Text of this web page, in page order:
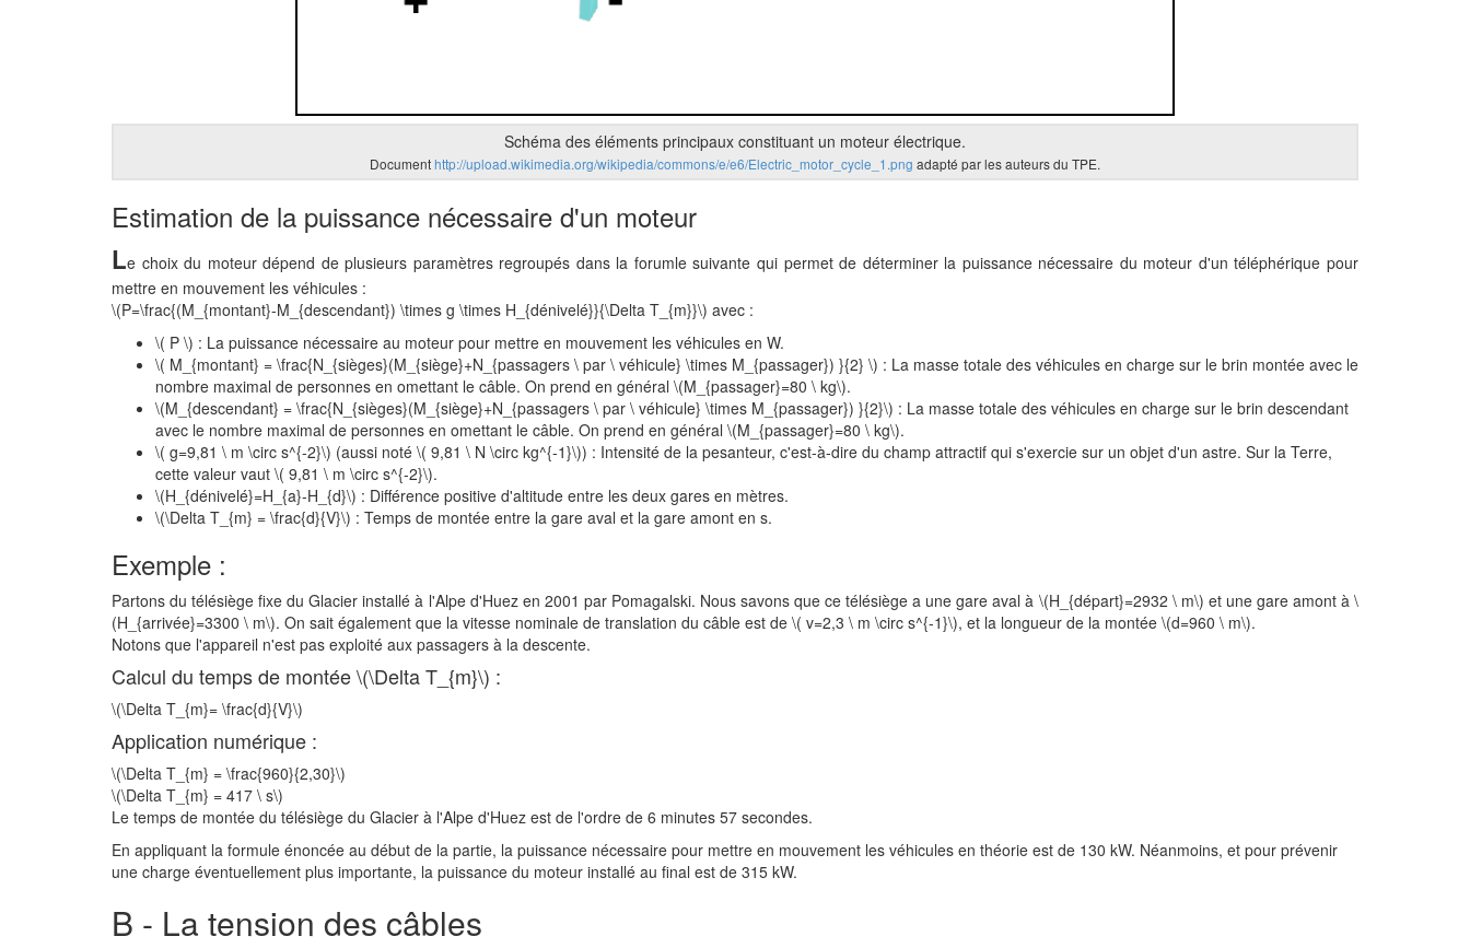
Schéma des éléments principaux constituant un moteur électrique.
Documenthttp://upload.wikimedia.org/wikipedia/commons/e/e6/Electric_motor_cycle_1.png adapté par les auteurs du TPE.
Estimation de la puissance nécessaire d'un moteur
Le choix du moteur dépend de plusieurs paramètres regroupés dans la forumle suivante qui permet de déterminer la puissance nécessaire du moteur d'un téléphérique pour
mettre en mouvement les véhicules :
\(P=\frac{(M_{montant}-M_{descendant}) \times g \times H_{dénivelé}}{\Delta T_{m}}\) avec :
\( P \) : La puissance nécessaire au moteur pour mettre en mouvement les véhicules en W.
\( M_{montant} = \frac{N_{sièges}(M_{siège}+N_{passagers \ par \ véhicule} \times M_{passager}) }{2} \) : La masse totale des véhicules en charge sur le brin montée avec le
nombre maximal de personnes en omettant le câble. On prend en général \(M_{passager}=80 \ kg\).
\(M_{descendant} = \frac{N_{sièges}(M_{siège}+N_{passagers \ par \ véhicule} \times M_{passager}) }{2}\) : La masse totale des véhicules en charge sur le brin descendant
avec le nombre maximal de personnes en omettant le câble. On prend en général \(M_{passager}=80 \ kg\).
\( g=9,81 \ m \circ s^{-2}\) (aussi noté \( 9,81 \ N \circ kg^{-1}\)) : Intensité de la pesanteur, c'est-à-dire du champ attractif qui s'exercie sur un objet d'un astre. Sur la Terre,
cette valeur vaut \( 9,81 \ m \circ s^{-2}\).
\(H_{dénivelé}=H_{a}-H_{d}\) : Différence positive d'altitude entre les deux gares en mètres.
\(\Delta T_{m} = \frac{d}{V}\) : Temps de montée entre la gare aval et la gare amont en s.
Exemple :
Partons du télésiège fixe du Glacier installé à l'Alpe d'Huez en 2001 par Pomagalski. Nous savons que ce télésiège a une gare aval à \(H_{départ}=2932 \ m\) et une gare amont à \
(H_{arrivée}=3300 \ m\). On sait également que la vitesse nominale de translation du câble est de \( v=2,3 \ m \circ s^{-1}\), et la longueur de la montée \(d=960 \ m\).
Notons que l'appareil n'est pas exploité aux passagers à la descente.
Calcul du temps de montée \(\Delta T_{m}\) :
\(\Delta T_{m}= \frac{d}{V}\)
Application numérique :
\(\Delta T_{m} = \frac{960}{2,30}\)
\(\Delta T_{m} = 417 \ s\)
Le temps de montée du télésiège du Glacier à l'Alpe d'Huez est de l'ordre de 6 minutes 57 secondes.
En appliquant la formule énoncée au début de la partie, la puissance nécessaire pour mettre en mouvement les véhicules en théorie est de 130 kW. Néanmoins, et pour prévenir
une charge éventuellement plus importante, la puissance du moteur installé au final est de 315 kW.
B - La tension des câbles